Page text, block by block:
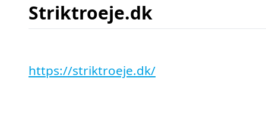
Striktroeje.dk
https://striktroeje.dk/